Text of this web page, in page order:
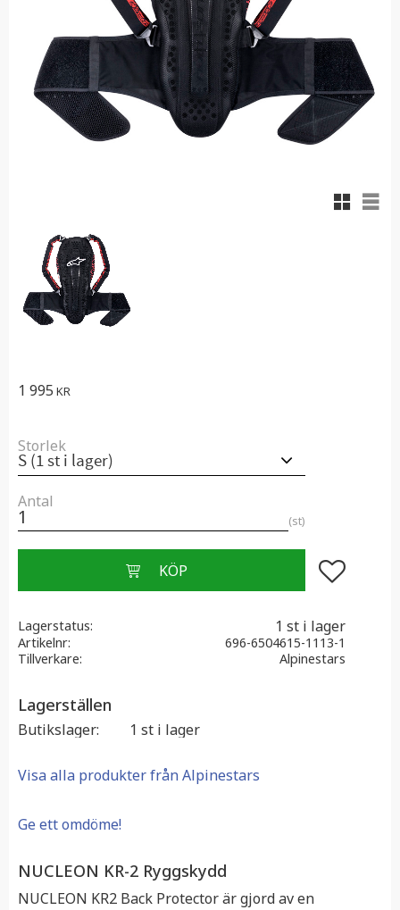
1 995 KR
Storlek
Antal
st
Lägg till i
Lagerstatus 1 st i lager
Artikelnr
696-6504615-1113-1
Tillverkare
Alpinestars
Lagerställen
Butikslager 1 st i lager
Visa alla produkter från Alpinestars
Ge ett omdöme!
NUCLEON KR-2 Ryggskydd
NUCLEON KR2 Back Protector är gjord av en